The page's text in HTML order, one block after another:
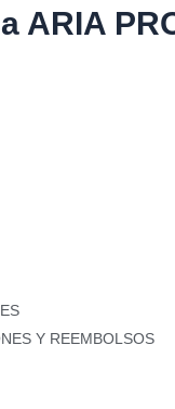
ARIA
Y REEMBOLSOS